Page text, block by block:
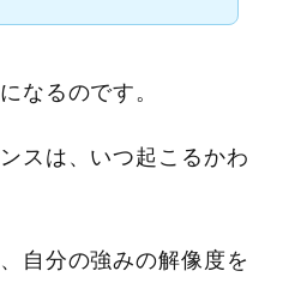
なるのです。
スは、いつ起こるかわ
自分の強みの解像度を